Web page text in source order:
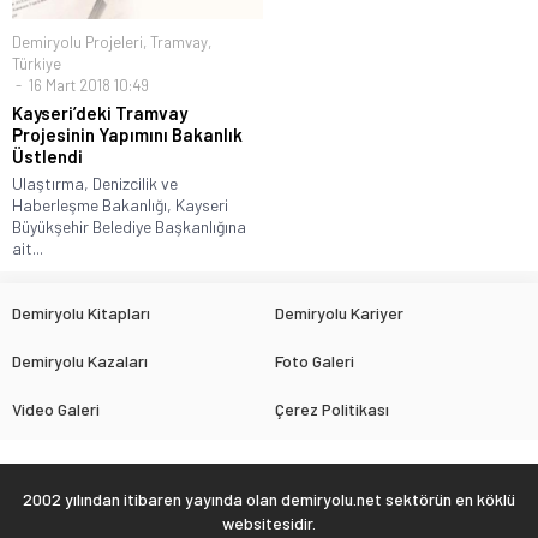
Demiryolu Projeleri, Tramvay,
Türkiye
16 Mart 2018 10:49
Kayseri’deki Tramvay
Projesinin Yapımını Bakanlık
Üstlendi
Ulaştırma, Denizcilik ve
Haberleşme Bakanlığı, Kayseri
Büyükşehir Belediye Başkanlığına
ait...
Demiryolu Kitapları Demiryolu Kariyer
Demiryolu Kazaları Foto Galeri
Video Galeri Çerez Politikası
2002 yılından itibaren yayında olan demiryolu.net sektörün en köklü
websitesidir.